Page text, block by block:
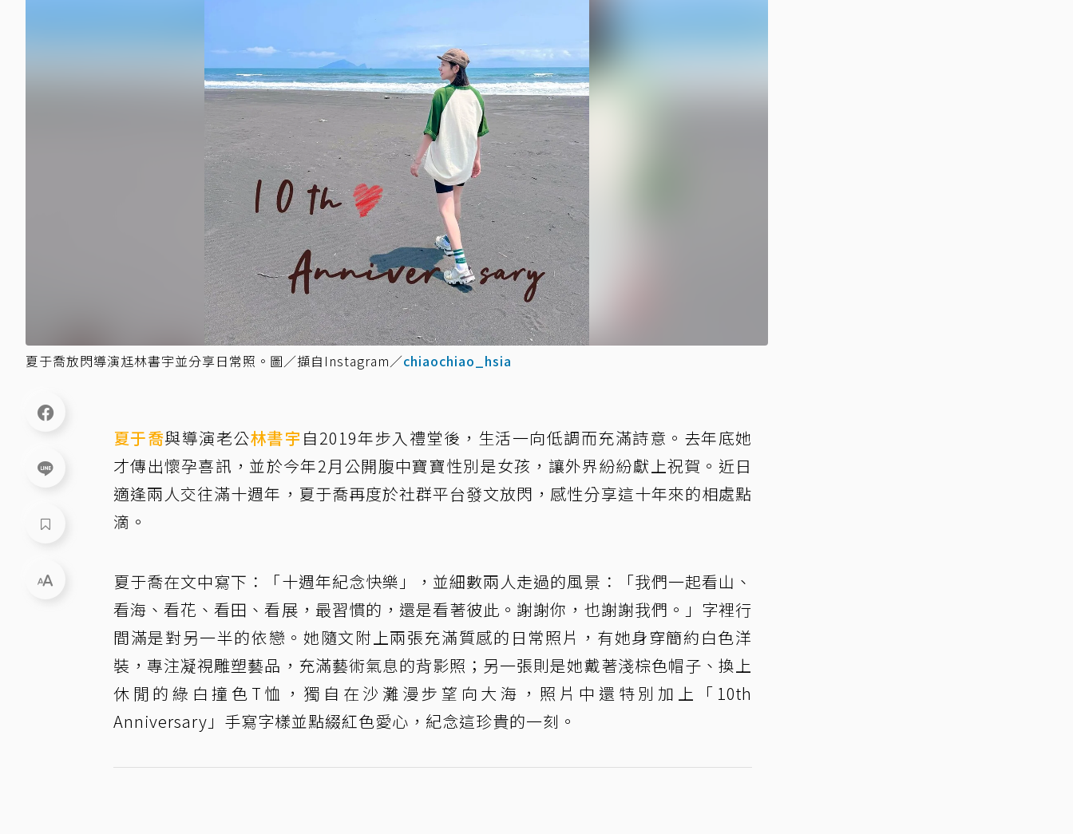
夏于喬放閃導演尪林書宇並分享日常照。圖／擷自Instagram／chiaochiao_hsia
夏于喬與導演老公林書宇 自2019年步入禮堂後，生活一向低調而充滿詩意。去年底她
才傳出懷孕喜訊，並於今年2月公開腹中寶寶性別是女孩，讓外界紛紛獻上祝賀。近日
適逢兩人交往滿十週年，夏于喬再度於社群平台發文放閃，感性分享這十年來的相處點
滴。
夏于喬在文中寫下：「十週年紀念快樂」，並細數兩人走過的風景：「我們一起看山、
看海、看花、看田、看展，最習慣的，還是看著彼此。謝謝你，也謝謝我們。」字裡行
間滿是對另一半的依戀。她隨文附上兩張充滿質感的日常照片，有她身穿簡約白色洋
裝，專注凝視雕塑藝品，充滿藝術氣息的背影照；另一張則是她戴著淺棕色帽子、換上
休閒的綠白撞色T恤，獨自在沙灘漫步望向大海，照片中還特別加上「10th
Anniversary」手寫字樣並點綴紅色愛心，紀念這珍貴的一刻。